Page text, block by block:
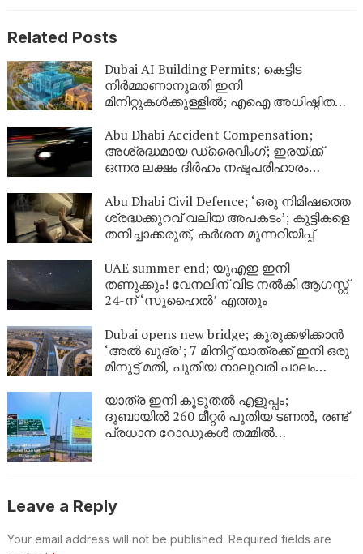
Related Posts
Dubai AI Building Permits; കെട്ടിട
നിർമ്മാണാനുമതി ഇനി
മിനിറ്റുകൾക്കുള്ളിൽ; എഐ അധിഷ്ഠിത
മുൻസിപ്പാലിറ്റി
Abu Dhabi Accident Compensation;
അശ്രദ്ധമായ ഡ്രൈവിംഗ്; ഇരയ്ക്ക്
ഒന്നര ലക്ഷം ദിർഹം നഷ്ടപരിഹാരം
Abu Dhabi Civil Defence; ‘ഒരു നിമിഷത്തെ
ശ്രദ്ധക്കുറവ് വലിയ അപകടം’; കുട്ടികളെ
തനിച്ചാക്കരുത്, കർശന മുന്നറിയിപ്പ്
UAE summer end; യുഎഇ ഇനി
തണുക്കും! വേനലിന് വിട നൽകി ആഗസ്റ്റ്
24-ന് ‘സുഹൈൽ’ എത്തും
Dubai opens new bridge; കുരുക്കഴിക്കാൻ
‘അൽ ഖുദ്ര’; 7 മിനിറ്റ് യാത്രക്ക് ഇനി ഒരു
മിനുട്ട് മതി, പുതിയ നാലുവരി പാലം
യാത്ര ഇനി കൂടുതൽ എളുപ്പം;
ദുബായിൽ 260 മീറ്റർ പുതിയ ടണൽ, രണ്ട്
പ്രധാന റോഡുകൾ തമ്മിൽ
Leave a Reply
Your email address will not be published. Required fields are